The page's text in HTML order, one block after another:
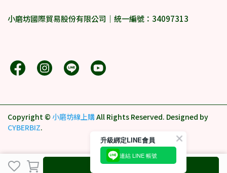
Pre-order Goods
小磨坊國際貿易股份有限公司｜統一編號：34097313
Copyright © 小磨坊線上購All Rights Reserved. Designed by
CYBERBIZ.
升級綁定LINE會員
連結 LINE 帳號